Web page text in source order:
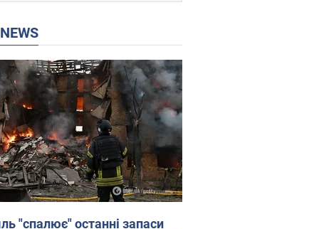
NEWS
"спалює" останні запаси